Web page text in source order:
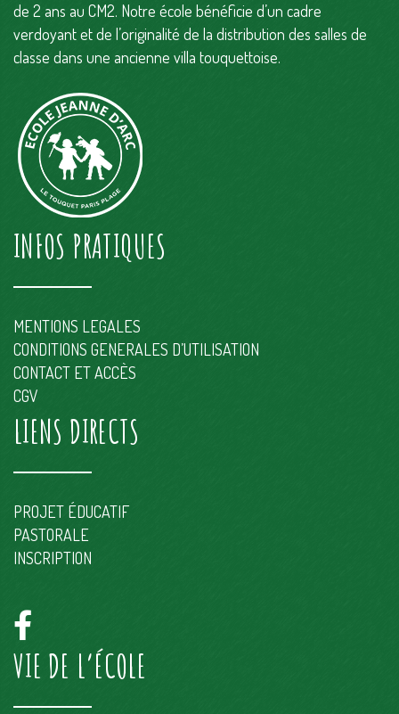
de 2 ans au CM2. Notre école bénéficie d’un cadre
verdoyant et de l’originalité de la distribution des salles de
classe dans une ancienne villa touquettoise.
INFOS PRATIQUES
MENTIONS LEGALES
CONDITIONS GENERALES D’UTILISATION
CONTACT ET ACCÈS
CGV
LIENS DIRECTS
PROJET ÉDUCATIF
PASTORALE
INSCRIPTION
VIE DE L’ÉCOLE